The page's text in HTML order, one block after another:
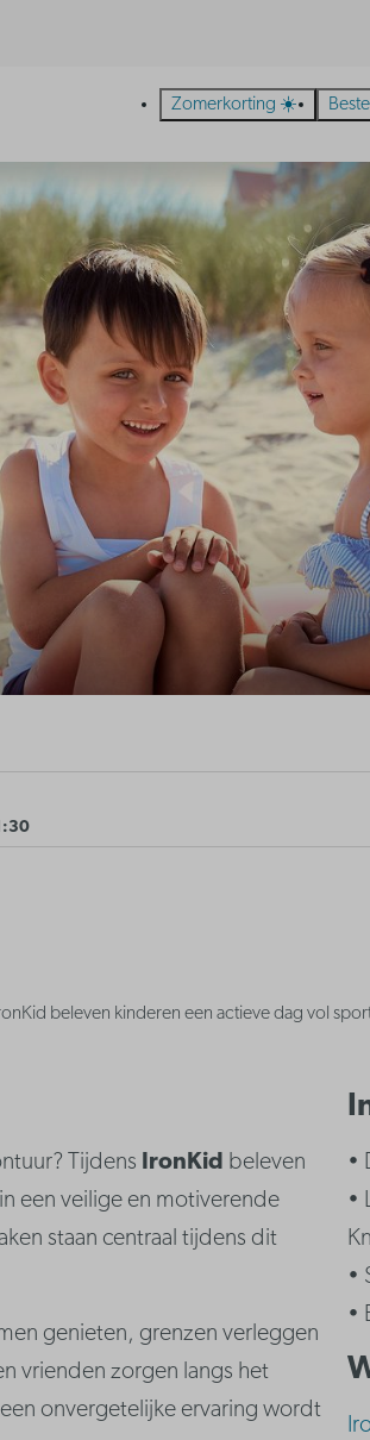
Zomerkorting ☀️
beleven kinderen een actieve dag vol
Tijdens IronKid beleven
een veilige en motiverende
staan centraal tijdens dit
genieten, grenzen verleggen
vrienden zorgen langs het
onvergetelijke ervaring wordt
•
•
•
•